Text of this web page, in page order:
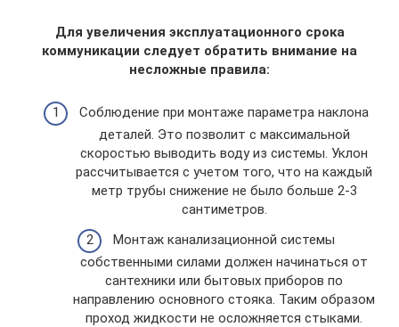
Для увеличения эксплуатационного срока
коммуникации следует обратить внимание на
несложные правила:
Соблюдение при монтаже параметра наклона
деталей. Это позволит с максимальной
скоростью выводить воду из системы. Уклон
рассчитывается с учетом того, что на каждый
метр трубы снижение не было больше 2-3
сантиметров.
Монтаж канализационной системы
собственными силами должен начинаться от
сантехники или бытовых приборов по
направлению основного стояка. Таким образом
проход жидкости не осложняется стыками.